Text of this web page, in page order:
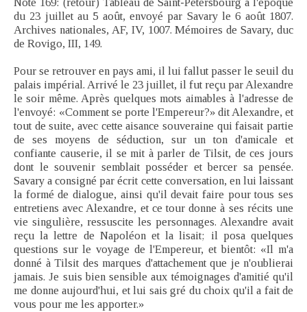
Note 169: (retour) Tableau de Saint-Pétersbourg à l'époque
du 23 juillet au 5 août, envoyé par Savary le 6 août 1807.
Archives nationales, AF, IV, 1007. Mémoires de Savary, duc
de Rovigo, III, 149.
Pour se retrouver en pays ami, il lui fallut passer le seuil du
palais impérial. Arrivé le 23 juillet, il fut reçu par Alexandre
le soir même. Après quelques mots aimables à l'adresse de
l'envoyé: «Comment se porte l'Empereur?» dit Alexandre, et
tout de suite, avec cette aisance souveraine qui faisait partie
de ses moyens de séduction, sur un ton d'amicale et
confiante causerie, il se mit à parler de Tilsit, de ces jours
dont le souvenir semblait posséder et bercer sa pensée.
Savary a consigné par écrit cette conversation, en lui laissant
la formé de dialogue, ainsi qu'il devait faire pour tous ses
entretiens avec Alexandre, et ce tour donne à ses récits une
vie singulière, ressuscite les personnages. Alexandre avait
reçu la lettre de Napoléon et la lisait; il posa quelques
questions sur le voyage de l'Empereur, et bientôt: «Il m'a
donné à Tilsit des marques d'attachement que je n'oublierai
jamais. Je suis bien sensible aux témoignages d'amitié qu'il
me donne aujourd'hui, et lui sais gré du choix qu'il a fait de
vous pour me les apporter.»